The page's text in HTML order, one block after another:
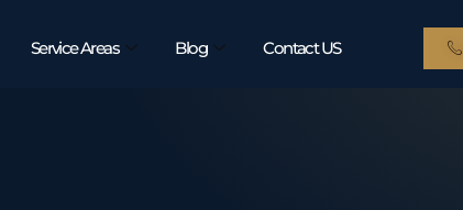
Service Areas Blog Contact US